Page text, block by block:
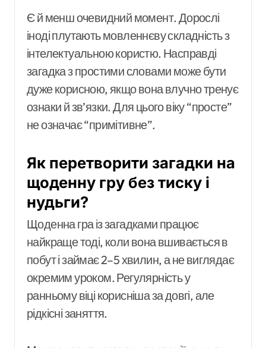
Є й менш очевидний момент. Дорослі
іноді плутають мовленнєву складність з
інтелектуальною користю. Насправді
загадка з простими словами може бути
дуже корисною, якщо вона влучно тренує
ознаки й зв’язки. Для цього віку “просте”
не означає “примітивне”.
Як перетворити загадки на
щоденну гру без тиску і
нудьги?
Щоденна гра із загадками працює
найкраще тоді, коли вона вшивається в
побут і займає 2–5 хвилин, а не виглядає
окремим уроком. Регулярність у
ранньому віці корисніша за довгі, але
рідкісні заняття.